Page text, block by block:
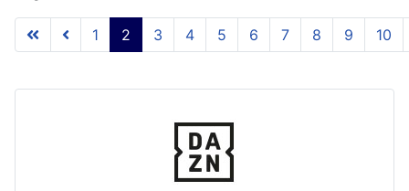
1 2 3 4 5 6 7 8 9 10